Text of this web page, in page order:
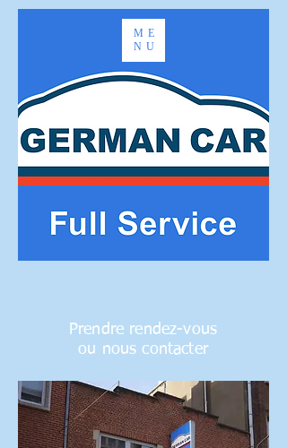
Prendre rendez-vous
ou nous contacter
ME
NU